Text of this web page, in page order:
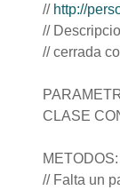
// http://
//
// cerrada
CLASE
METODOS:
// Falta un